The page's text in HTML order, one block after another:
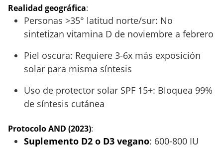
Realidad geográfica:
Personas >35° latitud norte/sur: No
sintetizan vitamina D de noviembre a febrero
Piel oscura: Requiere 3-6x más exposición
solar para misma síntesis
Uso de protector solar SPF 15+: Bloquea 99%
de síntesis cutánea
Protocolo AND (2023):
Suplemento D2 o D3 vegano: 600-800 IU